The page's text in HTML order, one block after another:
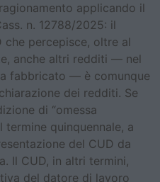
applicando il
n. 12788/2025: il
percepisce, oltre al
anche altri redditi — nel
fabbricato — è comunque
dei redditi. Se
di “omessa
termine quinquennale, a
del CUD da
Il CUD, in altri termini,
del datore di lavoro